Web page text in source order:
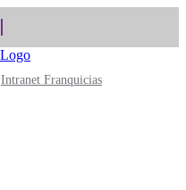
Intranet Franquicias